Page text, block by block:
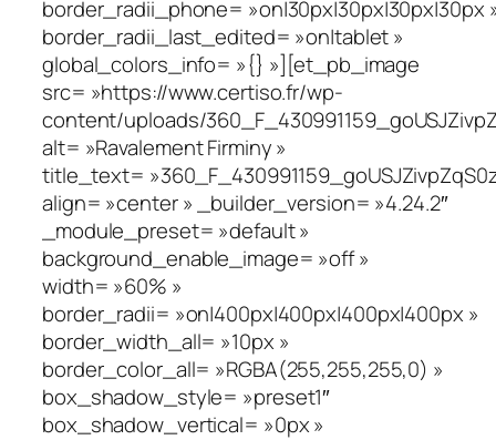
border_radii_phone= »on|30px|30px|30px|30px
border_radii_last_edited= »on|tablet »
global_colors_info= »{} »][et_pb_image
src= »https://www.certiso.fr/wp-
content/uploads/
alt= »Ravalement Firminy »
title_text=
align= »center » _builder_version= »4.24.2″
_module_preset= »default »
background_enable_image= »off »
width= »60% »
border_radii= »on|400px|400px|400px|400px »
border_width_all= »10px »
border_color_all= »RGBA(255,255,255,0) »
box_shadow_style= »preset1″
box_shadow_vertical= »0px »